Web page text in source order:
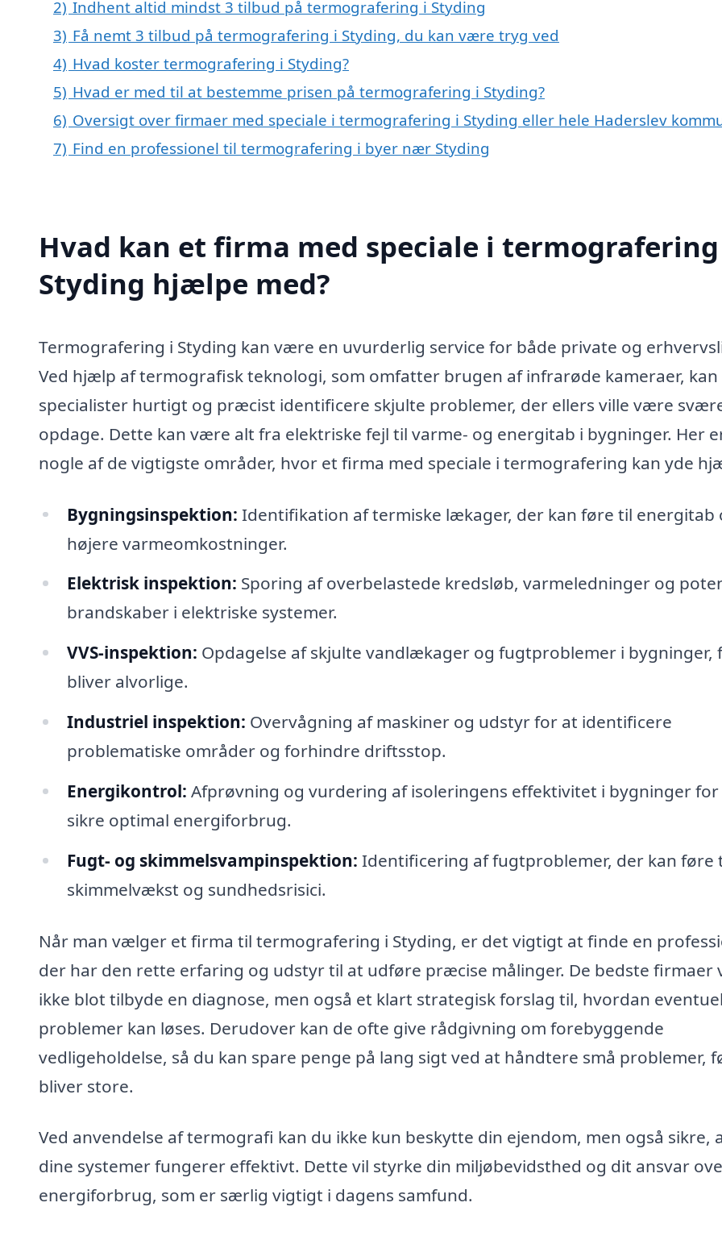
2) Indhent altid mindst 3 tilbud på termografering i Styding
3) Få nemt 3 tilbud på termografering i Styding, du kan være tryg ved
4) Hvad koster termografering i Styding?
5) Hvad er med til at bestemme prisen på termografering i Styding?
6) Oversigt over firmaer med speciale i termografering i Styding eller hele Haderslev
7) Find en professionel til termografering i byer nær Styding
Hvad kan et firma med speciale i
Styding hjælpe med?
Termografering i Styding kan være en uvurderlig service for både private og
Ved hjælp af termografisk teknologi, som omfatter brugen af infrarøde kameraer, kan
specialister hurtigt og præcist identificere skjulte problemer, der ellers ville være
opdage. Dette kan være alt fra elektriske fejl til varme- og energitab i bygninger. Her
nogle af de vigtigste områder, hvor et firma med speciale i termografering kan yde
Bygningsinspektion: Identifikation af termiske lækager, der kan føre til energitab
højere varmeomkostninger.
Elektrisk inspektion: Sporing af overbelastede kredsløb, varmeledninger og
brandskaber i elektriske systemer.
VVS-inspektion: Opdagelse af skjulte vandlækager og fugtproblemer i bygninger,
bliver alvorlige.
Industriel inspektion: Overvågning af maskiner og udstyr for at identificere
problematiske områder og forhindre driftsstop.
Energikontrol: Afprøvning og vurdering af isoleringens effektivitet i bygninger for
sikre optimal energiforbrug.
Fugt- og skimmelsvampinspektion: Identificering af fugtproblemer, der kan føre
skimmelvækst og sundhedsrisici.
Når man vælger et firma til termografering i Styding, er det vigtigt at finde en
der har den rette erfaring og udstyr til at udføre præcise målinger. De bedste firmaer
ikke blot tilbyde en diagnose, men også et klart strategisk forslag til, hvordan
problemer kan løses. Derudover kan de ofte give rådgivning om forebyggende
vedligeholdelse, så du kan spare penge på lang sigt ved at håndtere små problemer,
bliver store.
Ved anvendelse af termografi kan du ikke kun beskytte din ejendom, men også sikre,
dine systemer fungerer effektivt. Dette vil styrke din miljøbevidsthed og dit ansvar
energiforbrug, som er særlig vigtigt i dagens samfund.